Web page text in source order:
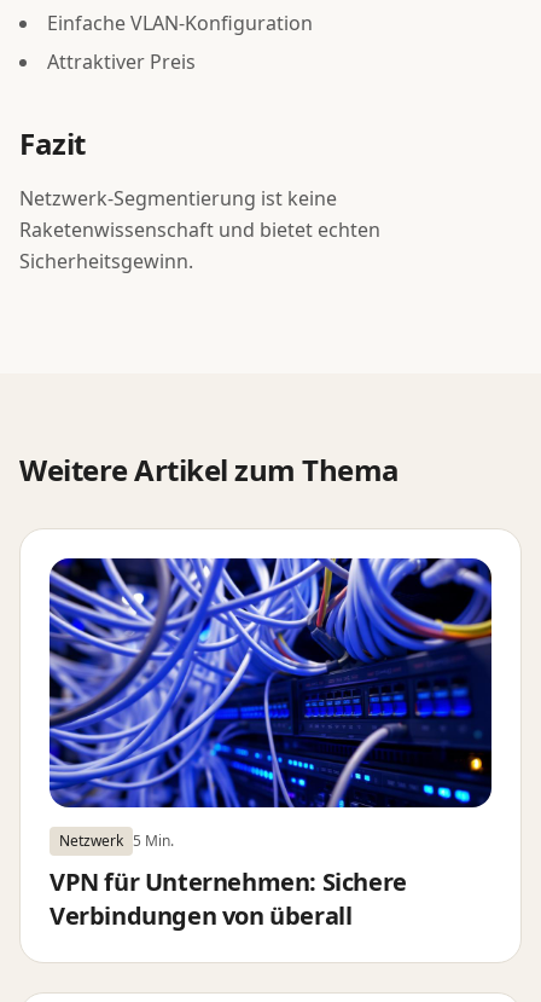
Einfache VLAN-Konfiguration
Attraktiver Preis
Fazit
Netzwerk-Segmentierung ist keine
Raketenwissenschaft und bietet echten
Sicherheitsgewinn.
Weitere Artikel zum Thema
Netzwerk 5 Min.
VPN für Unternehmen: Sichere
Verbindungen von überall